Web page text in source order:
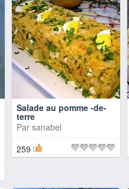
Salade au pomme -de-
terre
Par sanabel
259